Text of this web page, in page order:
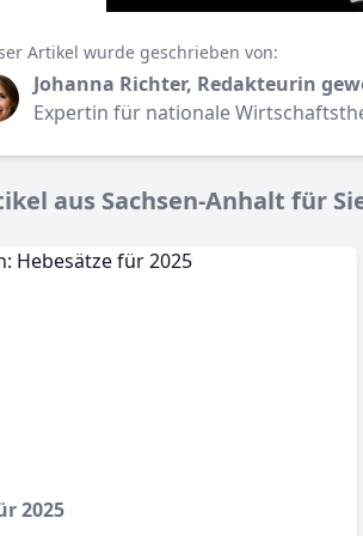
Artikel wurde geschrieben von:
Johanna Richter, Redakteurin
Expertin für nationale
aus Sachsen-Anhalt für
2025